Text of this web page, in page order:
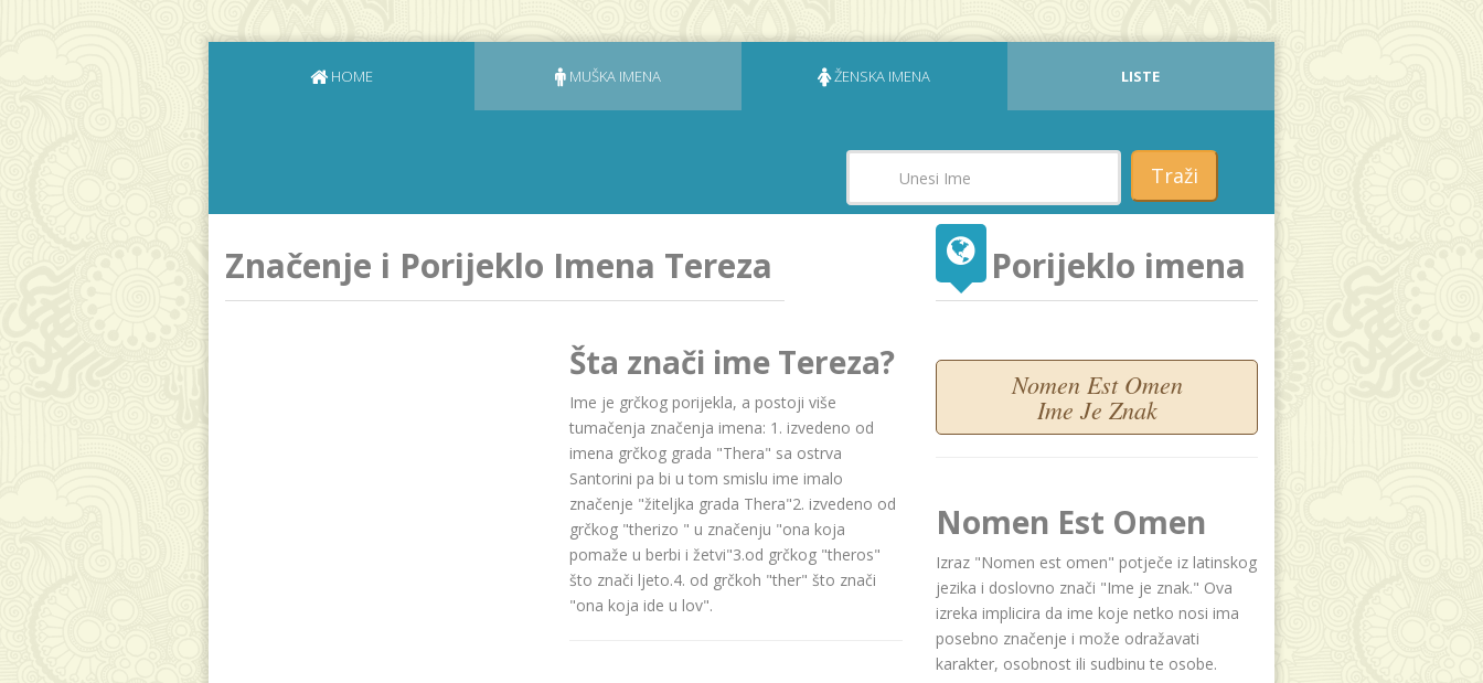
HOME MUŠKA IMENA ŽENSKA IMENA LISTE
Traži
Značenje i Porijeklo Imena Tereza
Šta znači ime Tereza?
Ime je grčkog porijekla, a postoji više
tumačenja značenja imena: 1. izvedeno od
imena grčkog grada "Thera" sa ostrva
Santorini pa bi u tom smislu ime imalo
značenje "žiteljka grada Thera"2. izvedeno od
grčkog "therizo " u značenju "ona koja
pomaže u berbi i žetvi"3.od grčkog "theros"
što znači ljeto.4. od grčkoh "ther" što znači
"ona koja ide u lov".
Porijeklo imena
Nomen Est Omen
Ime Je Znak
Nomen Est Omen
Izraz "Nomen est omen" potječe iz latinskog
jezika i doslovno znači "Ime je znak." Ova
izreka implicira da ime koje netko nosi ima
posebno značenje i može odražavati
karakter, osobnost ili sudbinu te osobe.